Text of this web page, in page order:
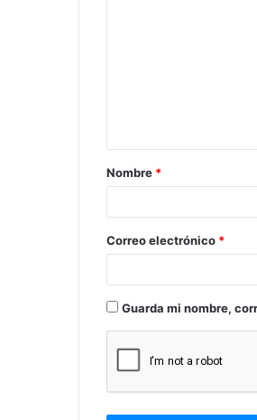
a
r
*
Nombre *
Correo electrónico *
Guarda mi nombre,